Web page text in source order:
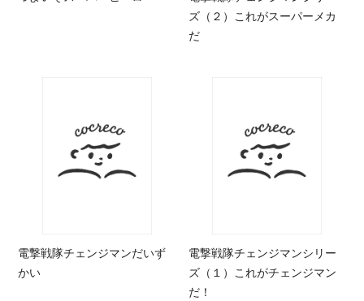
ズ（２）これがスーパーメカ
だ
電撃戦隊チェンジマンだいず
かい
電撃戦隊チェンジマンシリー
ズ（１）これがチェンジマン
だ！